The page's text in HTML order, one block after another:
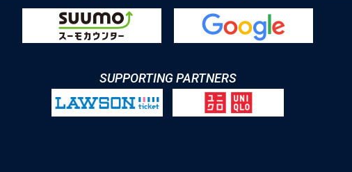
SUPPORTING PARTNERS